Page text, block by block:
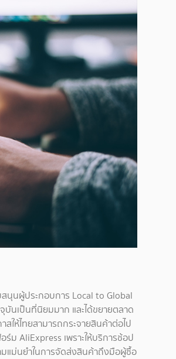
นุนผู้ประกอบการ Local to Global
บันเป็นที่นิยมมาก และได้ขยายตลาด
สให้ไทยสามารถกระจายสินค้าต่อไป
AliExpress เพราะให้บริการช้อป
แม่นยำในการจัดส่งสินค้าถึงมือผู้ซื้อ